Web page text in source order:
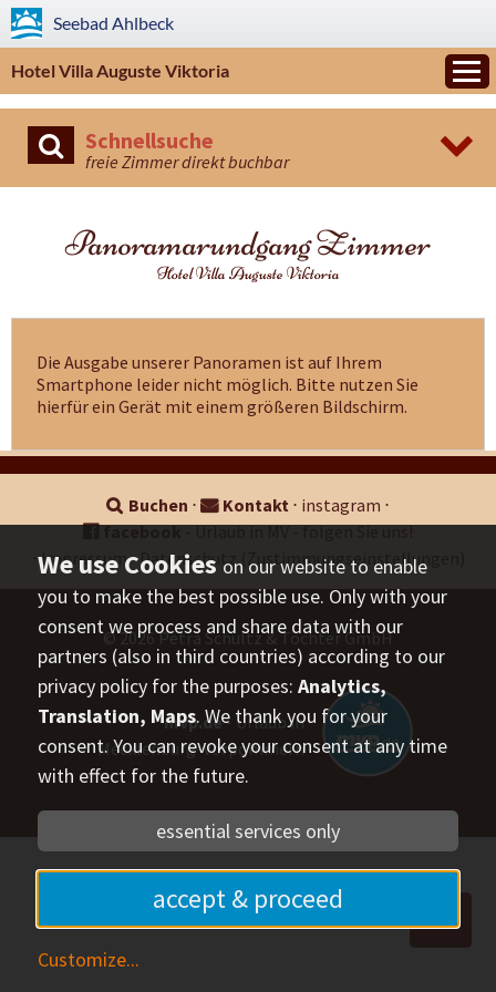
Seebad Ahlbeck
Hotel Villa Auguste Viktoria
Schnellsuche
freie Zimmer direkt buchbar
Panoramarundgang Zimmer
Hotel Villa Auguste Viktoria
Die Ausgabe unserer Panoramen ist auf Ihrem
Smartphone leider nicht möglich. Bitte nutzen Sie
hierfür ein Gerät mit einem größeren Bildschirm.
© 2026Petra Schultz & Töchter GmbH
mvp.de- Urlaub in
Mecklenburg-Vorpommern
Buchen ⋅ Kontakt ⋅ instagram ⋅
facebook- Urlaub in MV - folgen Sie uns!
Impressum⋅ Datenschutz (Zustimmungseinstellungen)
on our website to enable
you to make the best possible use. Only with your
consent we process and share data with our
partners (also in third countries) according to our
privacy policy for the purposes: Analytics,
Translation, Maps. We thank you for your
consent. You can revoke your consent at any time
with effect for the future.
Customize...
essential services only
accept & proceed